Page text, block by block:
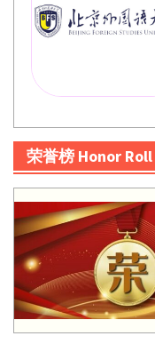
荣誉榜 Honor Roll